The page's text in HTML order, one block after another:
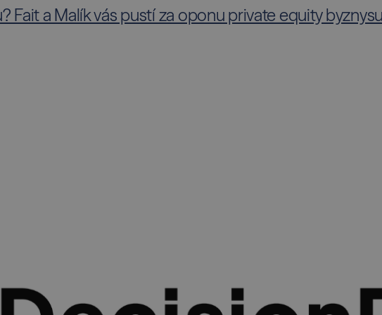
Fait a Malík vás pustí za oponu private equity